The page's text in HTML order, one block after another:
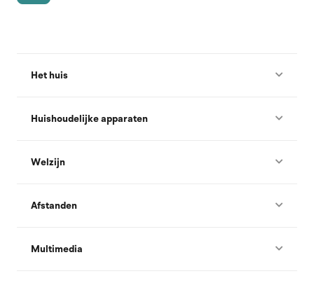
Het huis
Huishoudelijke apparaten
Welzijn
Afstanden
Multimedia